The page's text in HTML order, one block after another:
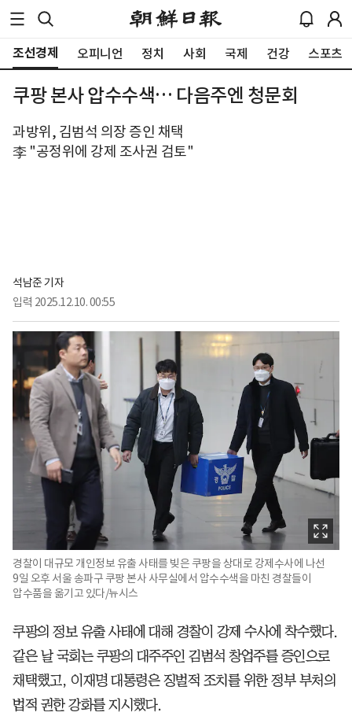
조선경제 오피니언 정치 사회 국제 건강 스포츠
쿠팡 본사 압수수색… 다음주엔 청문회
과방위, 김범석 의장 증인 채택
李 "공정위에 강제 조사권 검토"
석남준 기자
입력 2025.12.10. 00:55
경찰이 대규모 개인정보 유출 사태를 빚은 쿠팡을 상대로 강제수사에 나선
9일 오후 서울 송파구 쿠팡 본사 사무실에서 압수수색을 마친 경찰들이
압수품을 옮기고 있다/뉴시스
쿠팡의 정보 유출 사태에 대해 경찰이 강제 수사에 착수했다.
같은 날 국회는 쿠팡의 대주주인 김범석 창업주를 증인으로
채택했고, 이재명 대통령은 징벌적 조치를 위한 정부 부처의
법적 권한 강화를 지시했다.